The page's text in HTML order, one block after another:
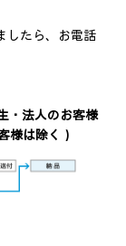
したら、お電話
・法人のお客様
様は除く）